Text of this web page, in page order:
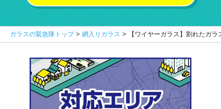
ガラスの緊急隊トップ> 網入りガラス > 【ワイヤーガラス】割れたガ